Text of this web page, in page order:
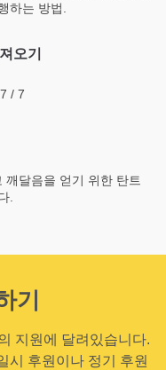
하는 방법.
오기
/ 7
깨달음을 얻기 위한 탄트
.
기
지원에 달려있습니다.
시 후원이나 정기 후원